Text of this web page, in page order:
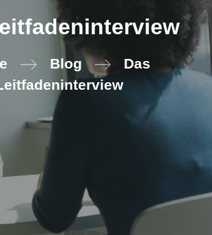
Blog
Das